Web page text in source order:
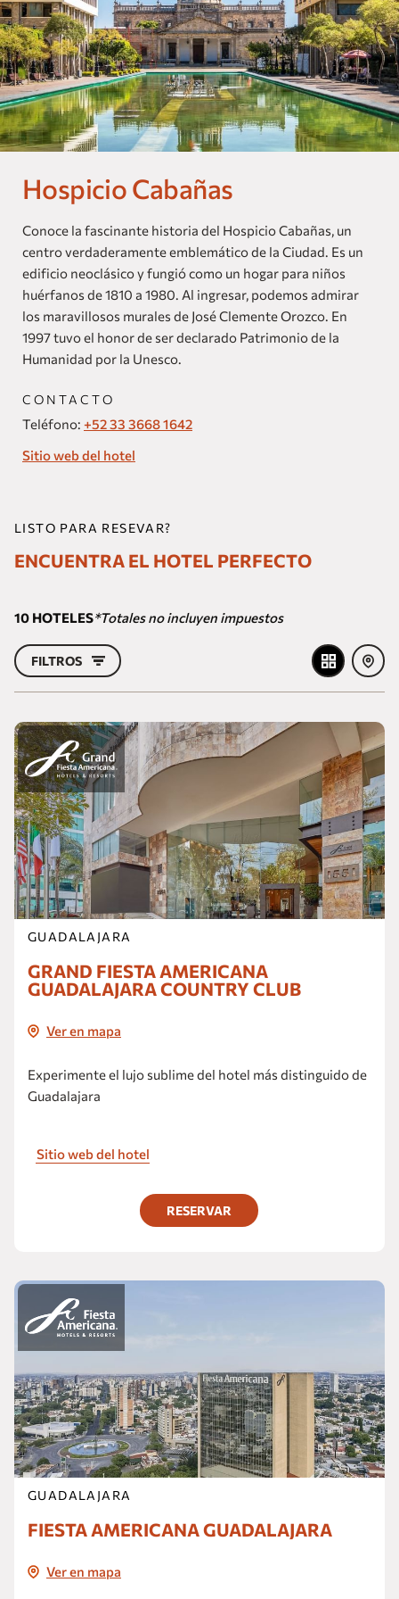
Nuestras Marcas
Homes and Residences
Corporate +
Blog
Próximas Aperturas
Dog Friendly
Hospicio Cabañas
Conoce la fascinante historia del Hospicio Cabañas, un
centro verdaderamente emblemático de la Ciudad. Es un
edificio neoclásico y fungió como un hogar para niños
huérfanos de 1810 a 1980. Al ingresar, podemos admirar
los maravillosos murales de José Clemente Orozco. En
1997 tuvo el honor de ser declarado Patrimonio de la
Humanidad por la Unesco.
CONTACTO
Teléfono: +52 33 3668 1642
Sitio web del hotel
LISTO PARA RESEVAR?
ENCUENTRA EL HOTEL PERFECTO
10 HOTELES*Totales no incluyen impuestos
FILTROS
GUADALAJARA
GRAND FIESTA AMERICANA
GUADALAJARA COUNTRY CLUB
Ver en mapa
Experimente el lujo sublime del hotel más distinguido de
Guadalajara
Sitio web del hotel
RESERVAR
GUADALAJARA
FIESTA AMERICANA GUADALAJARA
Ver en mapa